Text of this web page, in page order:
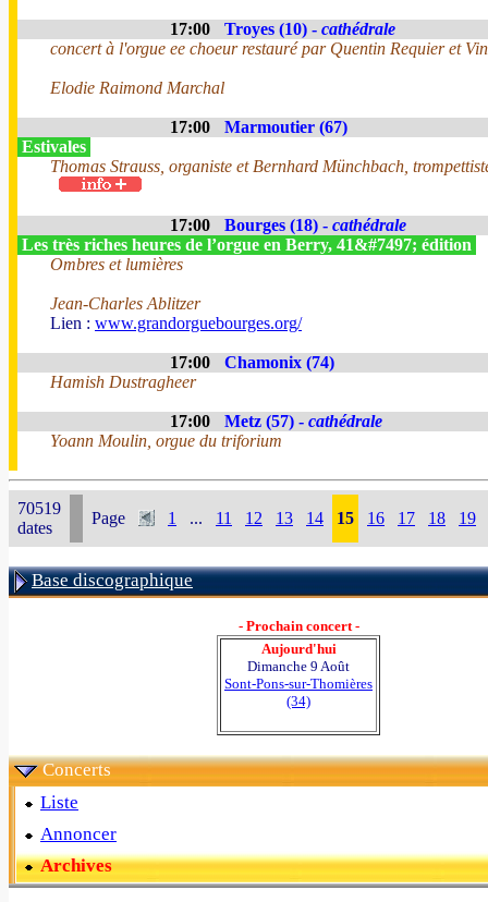
17:00 Troyes (10) - cathédrale
concert à l'orgue ee choeur restauré par Quentin Requier et
Elodie Raimond Marchal
17:00
Marmoutier (67)
Estivales
Thomas Strauss, organiste et Bernhard Münchbach,
17:00 Bourges (18) - cathédrale
Les très riches heures de l’orgue en Berry, 41&#7497; édition
Ombres et lumières
Jean-Charles Ablitzer
Lien : www.grandorguebourges.org/
17:00
Chamonix (74)
Hamish Dustragheer
17:00 Metz (57) - cathédrale
Yoann Moulin, orgue du triforium
70519
dates
Page 1 ... 11 12 13 14 15 16 17 18 19
Base discographique
- Prochain concert -
Aujourd'hui
Dimanche 9 Août
Sont-Pons-sur-Thomières
(34)
Concerts
Liste
Annoncer
Archives